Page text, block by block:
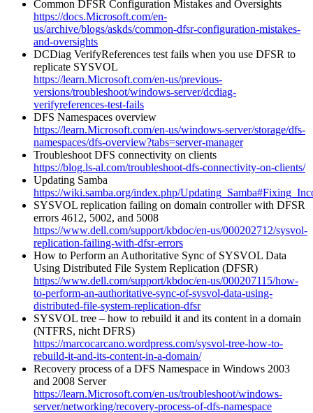
Common DFSR Configuration Mistakes and Oversights
https://docs.Microsoft.com/en-
us/archive/blogs/askds/common-dfsr-configuration-mistakes-
and-oversights
DCDiag VerifyReferences test fails when you use DFSR to
replicate SYSVOL
https://learn.Microsoft.com/en-us/previous-
versions/troubleshoot/windows-server/dcdiag-
verifyreferences-test-fails
DFS Namespaces overview
https://learn.Microsoft.com/en-us/windows-server/storage/dfs-
namespaces/dfs-overview?tabs=server-manager
Troubleshoot DFS connectivity on clients
https://blog.ls-al.com/troubleshoot-dfs-connectivity-on-clients/
Updating Samba
https://wiki.samba.org/index.php/
SYSVOL replication failing on domain controller with DFSR
errors 4612, 5002, and 5008
https://www.dell.com/support/kbdoc/en-us/000202712/sysvol-
replication-failing-with-dfsr-errors
How to Perform an Authoritative Sync of SYSVOL Data
Using Distributed File System Replication (DFSR)
https://www.dell.com/support/kbdoc/en-us/000207115/how-
to-perform-an-authoritative-sync-of-sysvol-data-using-
distributed-file-system-replication-dfsr
SYSVOL tree – how to rebuild it and its content in a domain
(NTFRS, nicht DFRS)
https://marcocarcano.wordpress.com/sysvol-tree-how-to-
rebuild-it-and-its-content-in-a-domain/
Recovery process of a DFS Namespace in Windows 2003
and 2008 Server
https://learn.Microsoft.com/en-us/troubleshoot/windows-
server/networking/recovery-process-of-dfs-namespace